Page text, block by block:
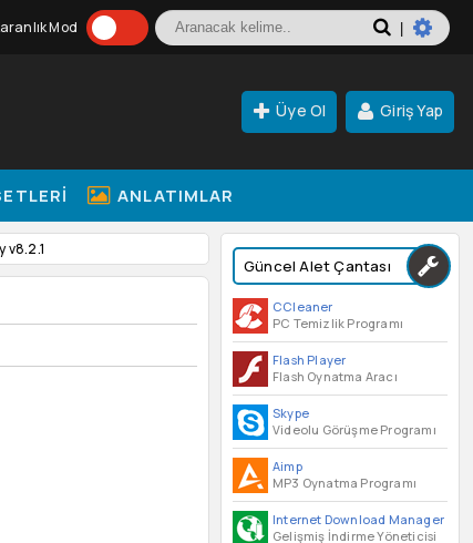
Mod
Üye Ol Giriş Yap
ANLATIMLAR
Güncel Alet Çantası
CCleaner
PC Temizlik Programı
Flash Player
Flash Oynatma Aracı
Skype
Videolu Görüşme Programı
Aimp
MP3 Oynatma Programı
Internet Download Manager
Gelişmiş İndirme Yöneticisi
v8.2.1